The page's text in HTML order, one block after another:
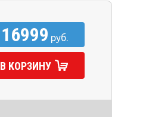
16999 руб.
В КОРЗИНУ